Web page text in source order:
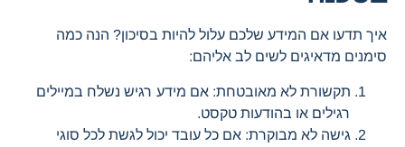
איך תדעו אם המידע שלכם עלול להיות בסיכון? הנה כמה
סימנים מדאיגים לשים לב אליהם:
תקשורת לא מאובטחת: אם מידע רגיש נשלח במיילים
רגילים או בהודעות טקסט.
גישה לא מבוקרת: אם כל עובד יכול לגשת לכל סוגי